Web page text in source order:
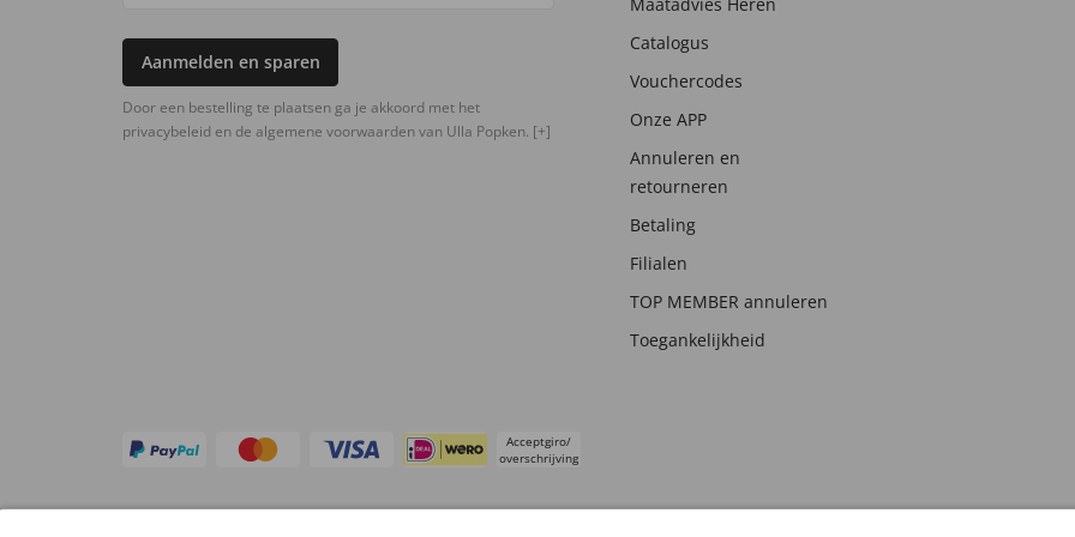
Aanmelden en sparen
Door een bestelling te plaatsen ga je akkoord met het
privacybeleid en de algemene voorwaarden van Ulla Popken. [+]
Catalogus
Vouchercodes
Onze APP
Annuleren en
retourneren
Betaling
Filialen
TOP MEMBER annuleren
Toegankelijkheid
Acceptgiro/
overschrijving